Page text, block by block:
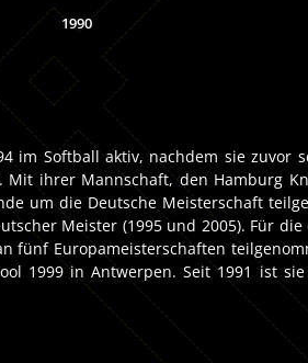
1990
im Softball aktiv, nachdem sie zuvor
Mit ihrer Mannschaft, den Hamburg
um die Deutsche Meisterschaft
Meister (1995 und 2005). Für die
fünf Europameisterschaften
1999 in Antwerpen. Seit 1991 ist